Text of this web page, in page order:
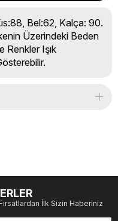
Bel:62, Kalça: 90.
Üzerindeki Beden
Renkler Işık
İlk Sizin Haberiniz